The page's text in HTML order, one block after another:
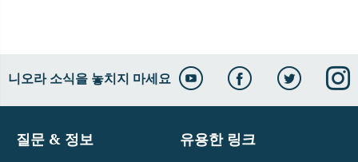
니오라 소식을 놓치지 마세요
질문 & 정보 유용한 링크